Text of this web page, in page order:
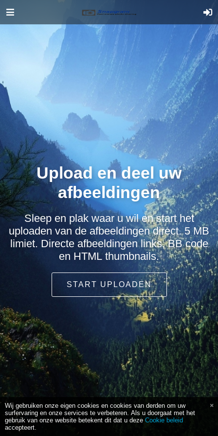
Upload en deel uw
afbeeldingen
Sleep en plak waar u wil en start het
uploaden van de afbeeldingen direct. 5 MB
limiet. Directe afbeeldingen links, BB code
en HTML thumbnails.
START UPLOADEN
Wij gebruiken onze eigen cookies en cookies van derden om uw
surfervaring en onze services te verbeteren. Als u doorgaat met het
gebruik van onze website betekent dit dat u deze Cookie beleid
accepteert.